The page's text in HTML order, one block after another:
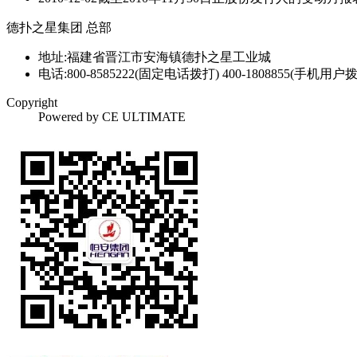
德扑之星集团 总部
地址:福建省晋江市安海镇德扑之星工业城
电话:800-8585222(固定电话拨打) 400-1808855(手机用户
Copyright
Powered by CE ULTIMATE